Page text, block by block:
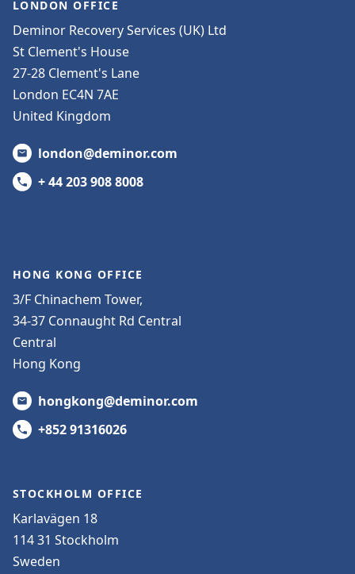
LONDON OFFICE
Deminor Recovery Services (UK) Ltd
St Clement's House
27-28 Clement's Lane
London EC4N 7AE
United Kingdom
london@deminor.com
+ 44 203 908 8008
HONG KONG OFFICE
3/F Chinachem Tower,
34-37 Connaught Rd Central
Central
Hong Kong
hongkong@deminor.com
+852 91316026
STOCKHOLM OFFICE
Karlavägen 18
114 31 Stockholm
Sweden